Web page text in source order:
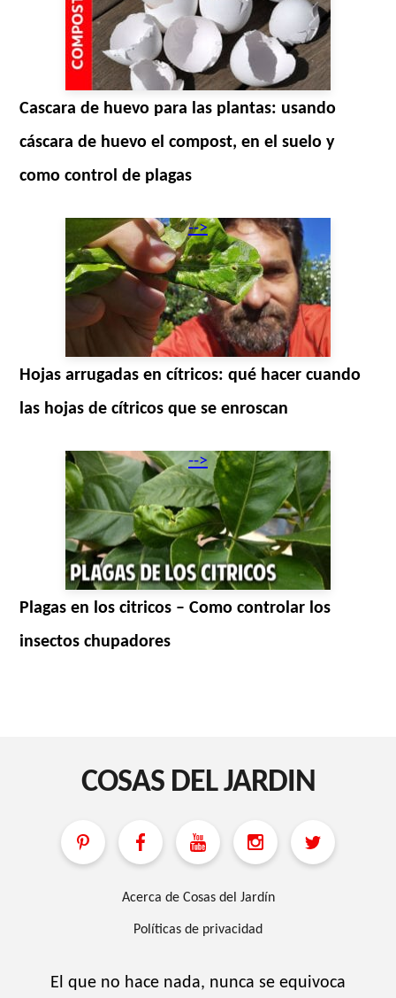
Cascara de huevo para las plantas: usando
cáscara de huevo el compost, en el suelo y
como control de plagas
-->
Hojas arrugadas en cítricos: qué hacer cuando
las hojas de cítricos que se enroscan
-->
Plagas en los citricos – Como controlar los
insectos chupadores
COSAS DEL JARDIN
Acerca de Cosas del Jardín
Políticas de privacidad
El que no hace nada, nunca se equivoca